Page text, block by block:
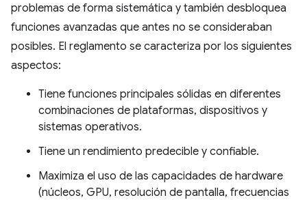
problemas de forma sistemática y también desbloquea
funciones avanzadas que antes no se consideraban
posibles. El reglamento se caracteriza por los siguientes
aspectos:
Tiene funciones principales sólidas en diferentes
combinaciones de plataformas, dispositivos y
sistemas operativos.
Tiene un rendimiento predecible y confiable.
Maximiza el uso de las capacidades de hardware
(núcleos, GPU, resolución de pantalla, frecuencias